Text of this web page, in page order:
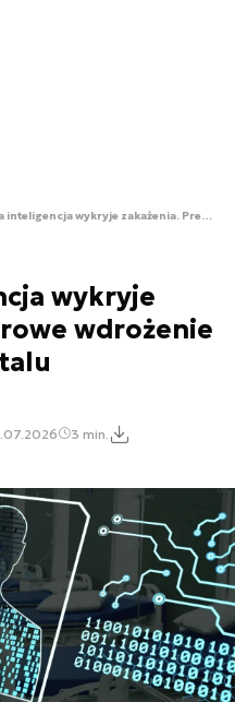
Sztuczna inteligencja wykryje zakażenia. Premierowe wdrożenie systemu AI w szpitalu
wykryje
wdrożenie
3 min.